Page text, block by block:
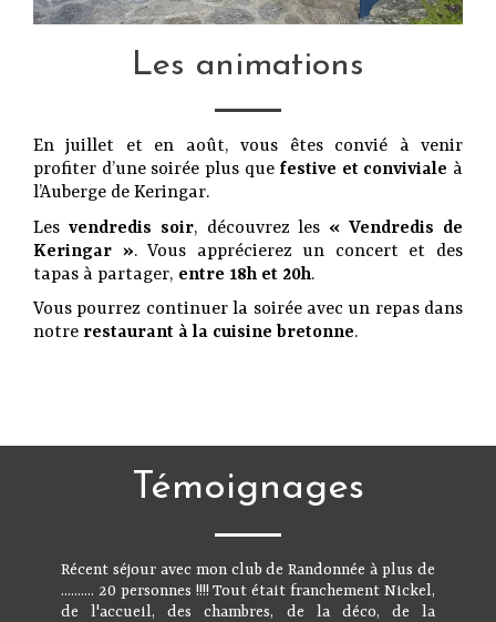
Les animations
En juillet et en août, vous êtes convié à venir
profiter d’une soirée plus que festive et conviviale à
l’Auberge de Keringar.
Les vendredis soir, découvrez les « Vendredis de
Keringar ». Vous apprécierez un concert et des
tapas à partager, entre 18h et 20h.
Vous pourrez continuer la soirée avec un repas dans
notre restaurant à la cuisine bretonne.
Témoignages
Récent séjour avec mon club de Randonnée à plus de
.......... 20 personnes !!!! Tout était franchement Nickel,
de l'accueil, des chambres, de la déco, de la